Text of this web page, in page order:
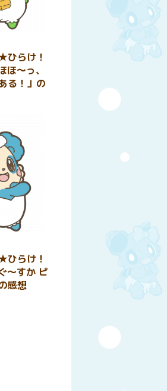
ひらけ！
ほ～っ、
る！」の
ひらけ！
〜すか ピ
感想